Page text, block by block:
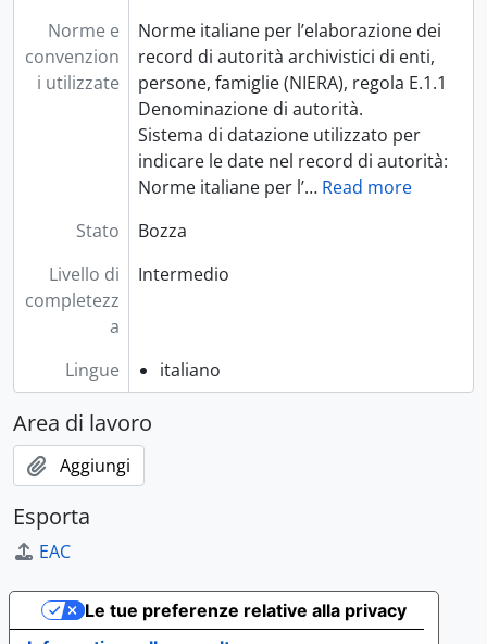
Norme e
convenzion
i utilizzate
Norme italiane per l’elaborazione dei
record di autorità archivistici di enti,
persone, famiglie (NIERA), regola E.1.1
Denominazione di autorità.
Sistema di datazione utilizzato per
indicare le date nel record di autorità:
Norme italiane per l’… Read more
Stato
Bozza
Livello di
completezz
a
Intermedio
Lingue italiano
Area di lavoro
Aggiungi
Esporta
EAC
Le tue preferenze relative alla privacy